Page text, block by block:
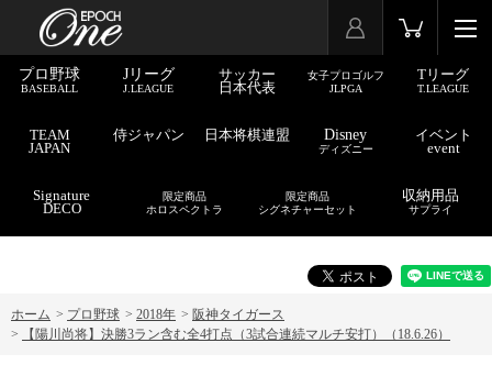
プロ野球
BASEBALL
Jリーグ
J.LEAGUE
サッカー
日本代表
女子プロゴルフ
JLPGA
Tリーグ
T.LEAGUE
TEAM
JAPAN
侍ジャパン 日本将棋連盟 Disney
ディズニー
イベント
event
Signature
DECO
限定商品
ホロスペクトラ
限定商品
シグネチャーセット
収納用品
サプライ
ホーム > プロ野球 > 2018年 > 阪神タイガース
>
【陽川尚将】決勝3ラン含む全4打点（3試合連続マルチ安打）（18.6.26）